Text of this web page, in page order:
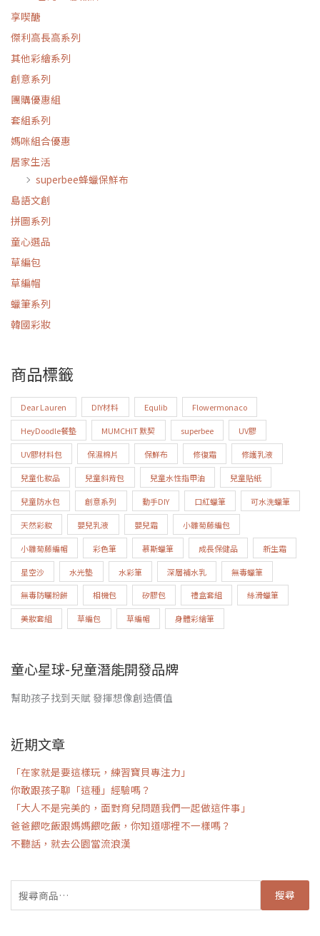
享喫醣
傑利高長高系列
其他彩繪系列
創意系列
團購優惠組
套組系列
媽咪組合優惠
居家生活
superbee蜂蠟保鮮布
島語文創
拼圖系列
童心選品
草編包
草編帽
蠟筆系列
韓國彩妝
商品標籤
Dear Lauren DIY材料 Equlib Flowermonaco
HeyDoodle餐墊 MUMCHIT 默契 superbee UV膠
UV膠材料包 保濕棉片 保鮮布 修復霜 修護乳液
兒童化妝品 兒童斜背包 兒童水性指甲油 兒童貼紙
兒童防水包 創意系列 動手DIY 口紅蠟筆 可水洗蠟筆
天然彩妝 嬰兒乳液 嬰兒霜 小雛菊藤編包
小雛菊藤編帽 彩色筆 慕斯蠟筆 成長保健品 新生霜
星空沙 水光墊 水彩筆 深層補水乳 無毒蠟筆
無毒防曬粉餅 相機包 矽膠包 禮盒套組 絲滑蠟筆
美妝套組 草編包 草編帽 身體彩繪筆
童心星球-兒童潛能開發品牌
幫助孩子找到天賦 發揮想像創造價值
近期文章
「在家就是要這樣玩，練習寶貝專注力」
你敢跟孩子聊「這種」經驗嗎？
「大人不是完美的，面對育兒問題我們一起做這件事」
爸爸餵吃飯跟媽媽餵吃飯，你知道哪裡不一樣嗎？
不聽話，就去公園當流浪漢
搜尋